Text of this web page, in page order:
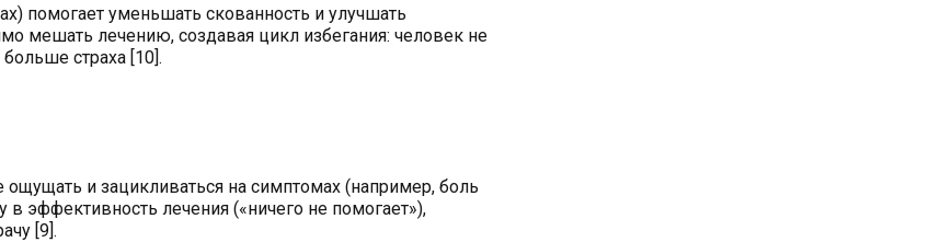
помогает уменьшать скованность и улучшать
мешать лечению, создавая цикл избегания: человек не
страха [10].
и зацикливаться на симптомах (например, боль
эффективность лечения («ничего не помогает»),
[9].